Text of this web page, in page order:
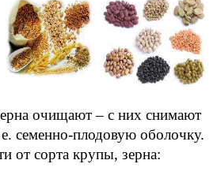
очищают – с них снимают
семенно-плодовую оболочку.
от сорта крупы, зерна: